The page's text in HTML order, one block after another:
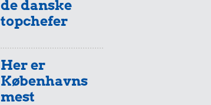
de danske
topchefer
Her er
Københavns
mest